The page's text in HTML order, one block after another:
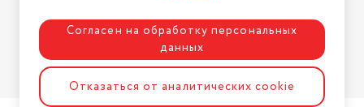
Разработка сайтаASTDESIGN
Согласен на обработку персональных
данных
Отказаться от аналитических cookie